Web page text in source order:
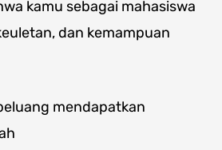
kamu sebagai mahasiswa
dan kemampuan
mendapatkan